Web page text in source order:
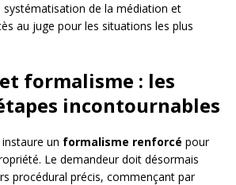
systématisation de la médiation et
au juge pour les situations les plus
formalisme : les
incontournables
un formalisme renforcé pour
Le demandeur doit désormais
procédural précis, commençant par